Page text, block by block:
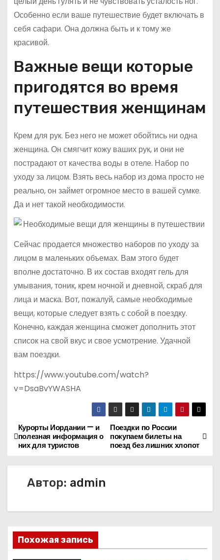
Особенно если ваше путешествие будет включать в
себя сафари. Она должна быть и к тому же
красивой.
Важные вещи которые
пригодятся во время
путешествия женщинам
Крем для рук. Без него не может обойтись ни одна
женщина. Он смягчит кожу ваших рук, и они не
пострадают от качества воды в отеле. Набор по
уходу за лицом. Взять весь набор из дома просто не
реально, он займет огромное место в вашей сумке.
Да и нет такой необходимости.
Сейчас продается множество наборов по уходу за
лицом в маленьких объемах. Вам этого будет
вполне достаточно. В их состав входят гель для
умывания, тоник, крем ночной и дневной, скраб для
лица и маска. Вот, пожалуй, самые необходимые
вещи, которые следует взять с собой в поездку.
Конечно, каждая женщина сможет дополнить этот
список на свой вкус и свое усмотрение. Удачной
вам поездки.
https://www.youtube.com/watch?
v=DsaBvYWASHA
Н
а
г
а
Поездки по России
покупаем билеты на
поезд без лишних хлопот
Курорты Иордании — и
полезная информация о
них для туристов
Автор: admin
Похожая запись